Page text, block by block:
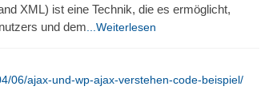
XML) ist eine Technik, die es ermöglicht,
und dem ...Weiterlesen
06/ajax-und-wp-ajax-verstehen-code-beispiel/